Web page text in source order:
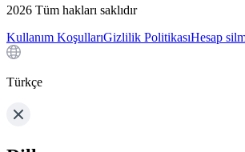
2026 Tüm hakları saklıdır
Kullanım KoşullarıGizlilik PolitikasıHesap
Türkçe